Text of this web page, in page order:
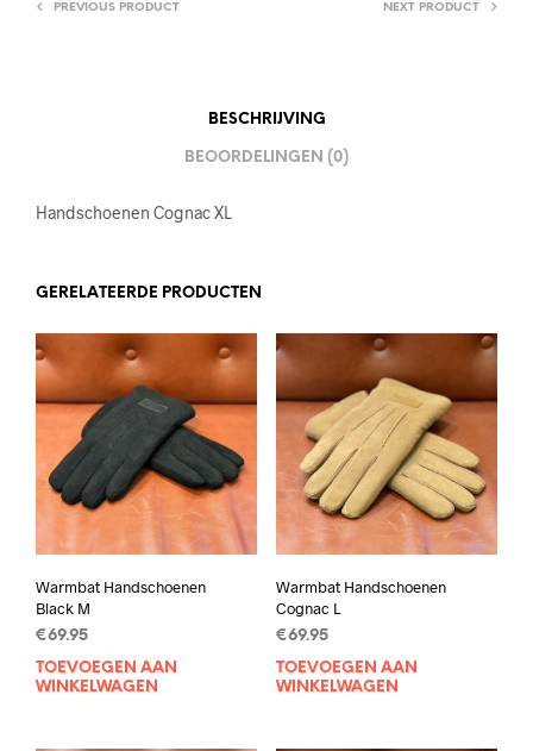
PREVIOUS PRODUCT NEXT PRODUCT
BESCHRIJVING
BEOORDELINGEN (0)
Handschoenen Cognac XL
GERELATEERDE PRODUCTEN
Warmbat Handschoenen
Black M
€69.95
TOEVOEGEN AAN
WINKELWAGEN
Warmbat Handschoenen
Cognac L
€69.95
TOEVOEGEN AAN
WINKELWAGEN